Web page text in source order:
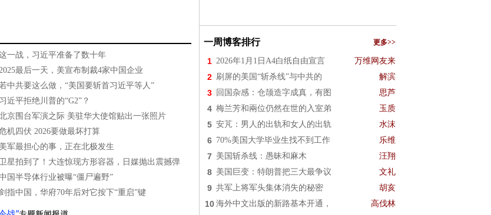
一战，习近平准备了数十年
最后一天，美宣布制裁4家中国企业
中共要这么做，“美国要斩首习近平等人”
习近平拒绝川普的“G2”？
京围台军演之际 美驻华大使馆贴出一张照片
机四伏 2026要做最坏打算
美军最担心的事，正在北极发生
星拍到了！大连惊现方形容器，日媒抛出震撼弹
国半导体行业被曝“僵尸遍野”
指中国，华府70年后对它按下“重启”键
一周博客排行 更多>>
1 2026年1月1日A4白纸自由宣言 万维网友来
2 刷屏的美国“斩杀线”与中共的 解滨
3 回国杂感：仓颉造字成真，有图 思芦
4 梅兰芳和兩位仍然在世的入室弟 玉质
5 安芃：男人的出轨和女人的出轨 水沫
6 70%美国大学毕业生找不到工作 乐维
7 美国斩杀线：愚昧和麻木 汪翔
8 美国巨变：特朗普把三大最争议 文礼
9 共军上将军头集体消失的秘密 胡亥
10 海外中文出版的新路基本开通， 高伐林